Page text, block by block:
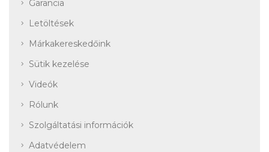
Garancia
Letöltések
Márkakereskedőink
Sütik kezelése
Videók
Rólunk
Szolgáltatási információk
Adatvédelem